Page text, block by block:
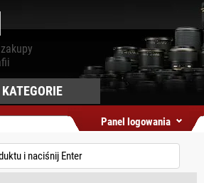
Panel logowania
KATEGORIE
AKCESORIA DO
SMARTFONÓW
AKCESORIA